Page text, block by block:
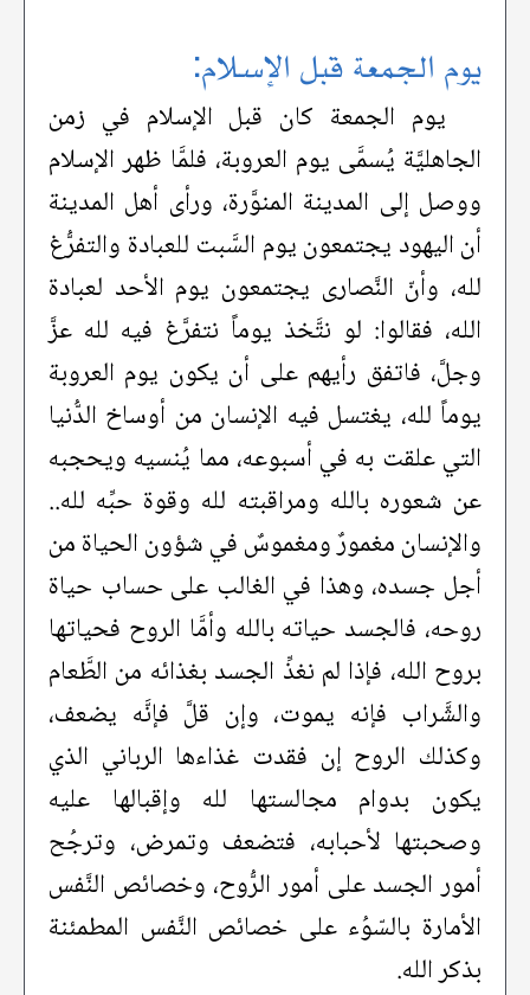
يوم الجمعة قبل الإسلام:
يوم الجمعة كان قبل الإسلام في زمن
الجاهليَّة يُسمَّى يوم العروبة، فلمَّا ظهر الإسلام
ووصل إلى المدينة المنوَّرة، ورأى أهل المدينة
أن اليهود يجتمعون يوم السَّبت للعبادة والتفرُّغ
لله، وأنّ النَّصارى يجتمعون يوم الأحد لعبادة
الله، فقالوا: لو نتَّخذ يوماً نتفرَّغ فيه لله عزَّ
وجلَّ، فاتفق رأيهم على أن يكون يوم العروبة
يوماً لله، يغتسل فيه الإنسان من أوساخ الدُّنيا
التي علقت به في أسبوعه، مما يُنسيه ويحجبه
عن شعوره بالله ومراقبته لله وقوة حبِّه لله..
والإنسان مغمورٌ ومغموسٌ في شؤون الحياة من
أجل جسده، وهذا في الغالب على حساب حياة
روحه، فالجسد حياته بالله وأمَّا الروح فحياتها
بروح الله، فإذا لم نغذِّ الجسد بغذائه من الطَّعام
والشَّراب فإنه يموت، وإن قلَّ فإنَّه يضعف،
وكذلك الروح إن فقدت غذاءها الرباني الذي
يكون بدوام مجالستها لله وإقبالها عليه
وصحبتها لأحبابه، فتضعف وتمرض، وترجُح
أمور الجسد على أمور الرُّوح، وخصائص النَّفس
الأمارة بالسّوُء على خصائص النَّفس المطمئنة
بذكر الله.